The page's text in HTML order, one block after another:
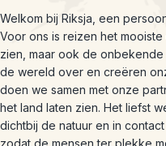
Welkom bij Riksja, een
Voor ons is reizen het
zien, maar ook de
de wereld over en creëren
doen we samen met onze
het land laten zien. Het liefst
dichtbij de natuur en in
zodat de mensen ter plekke